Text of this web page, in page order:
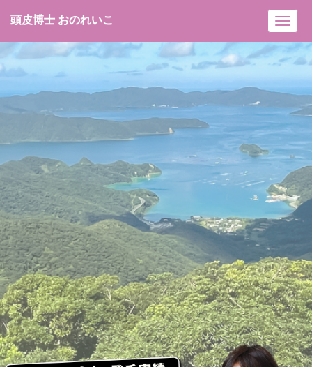
頭皮博士 おのれいこ